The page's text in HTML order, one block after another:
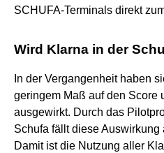
SCHUFA-Terminals direkt
Wird Klarna in der
In der Vergangenheit haben
geringem Maß auf den Score
ausgewirkt. Durch das
Schufa fällt diese
Damit ist die Nutzung aller